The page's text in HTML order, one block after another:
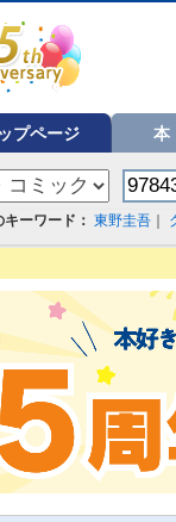
プページ 本
キーワード： 東野圭吾